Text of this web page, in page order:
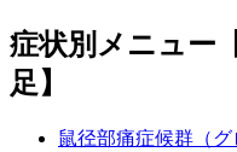
症状別メニュー
足】
鼠径部痛症候群（グ